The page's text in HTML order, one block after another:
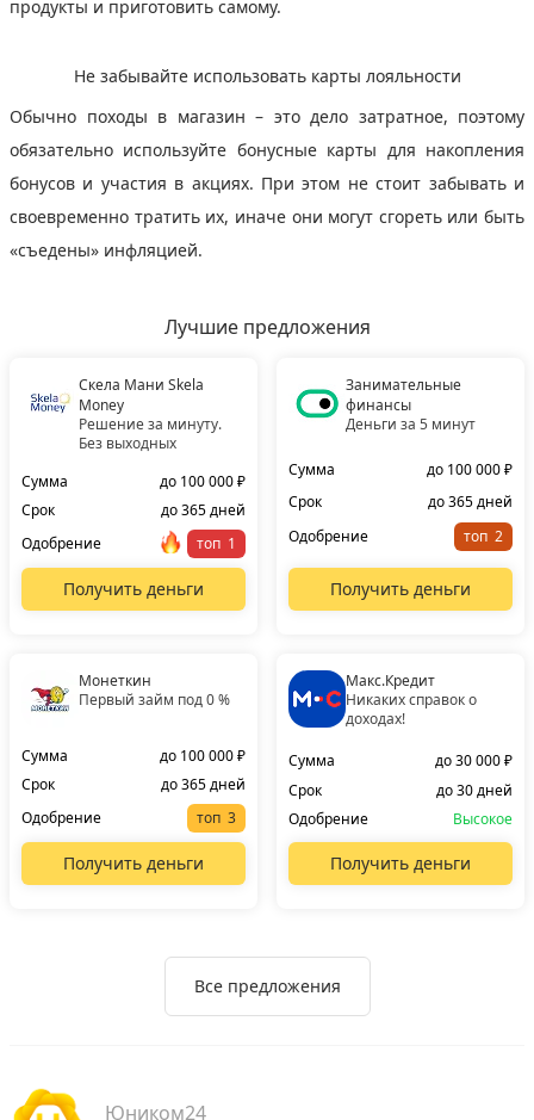
продукты и приготовить самому.
Не забывайте использовать карты лояльности
Обычно походы в магазин – это дело затратное, поэтому
обязательно используйте бонусные карты для накопления
бонусов и участия в акциях. При этом не стоит забывать и
своевременно тратить их, иначе они могут сгореть или быть
«съедены» инфляцией.
Лучшие предложения
Скела Мани Skela
Money
Решение за минуту.
Без выходных
Сумма
до 100 000 ₽
Срок
до 365 дней
Одобрение
топ
Получить деньги
Занимательные
финансы
Деньги за 5 минут
Сумма
до 100 000 ₽
Срок
до 365 дней
Одобрение
топ
Получить деньги
Монеткин
Первый займ под 0 %
Сумма
до 100 000 ₽
Срок
до 365 дней
Одобрение
топ
Получить деньги
Макс.Кредит
Никаких справок о
доходах!
Сумма
до 30 000 ₽
Срок
до 30 дней
Одобрение
Высокое
Получить деньги
Все предложения
Юником24